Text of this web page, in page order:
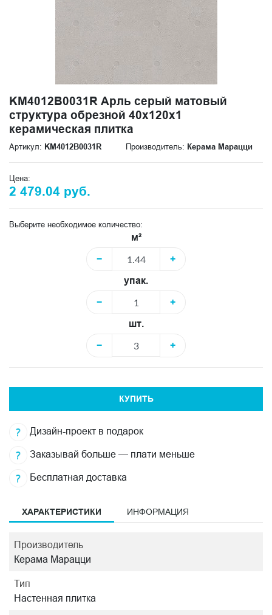
KM4012B0031R Арль серый матовый
структура обрезной 40x120x1
керамическая плитка
Артикул: KM4012B0031R Производитель: Керама Марацци
Цена:
2 479.04 руб.
Выберите необходимое количество:
м²
−
+
упак.
−
+
шт.
−
+
КУПИТЬ
Дизайн-проект в подарок
Заказывай больше — плати меньше
Бесплатная доставка
ХАРАКТЕРИСТИКИ ИНФОРМАЦИЯ
Производитель
Керама Марацци
Тип
Настенная плитка